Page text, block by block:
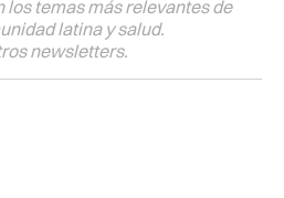
temas más relevantes de
latina y salud.
newsletters.